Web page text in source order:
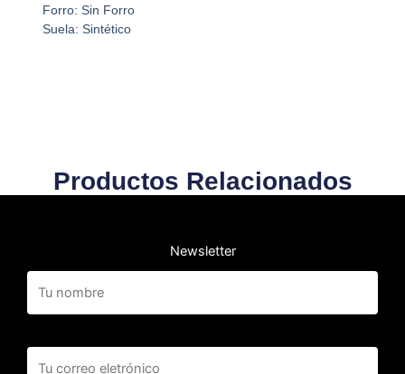
Forro: Sin Forro
Suela: Sintético
Productos Relacionados
Newsletter